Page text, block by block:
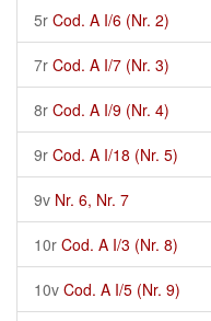
5r Cod. A I/6 (Nr. 2)
7r Cod. A I/7 (Nr. 3)
8r Cod. A I/9 (Nr. 4)
9r Cod. A I/18 (Nr. 5)
9v Nr. 6, Nr. 7
10r Cod. A I/3 (Nr. 8)
10v Cod. A I/5 (Nr. 9)